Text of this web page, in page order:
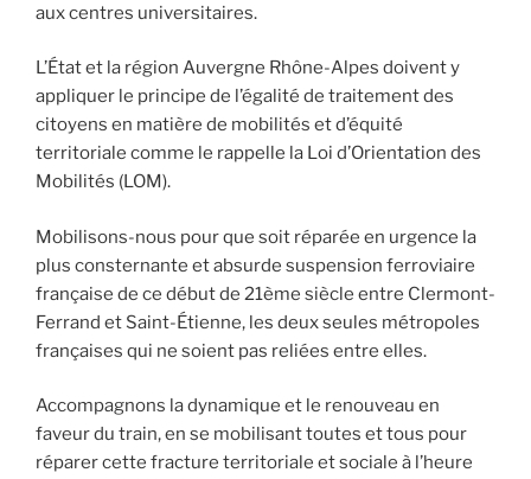
aux centres universitaires.
L’État et la région Auvergne Rhône-Alpes doivent y
appliquer le principe de l’égalité de traitement des
citoyens en matière de mobilités et d’équité
territoriale comme le rappelle la Loi d’Orientation des
Mobilités (LOM).
Mobilisons-nous pour que soit réparée en urgence la
plus consternante et absurde suspension ferroviaire
française de ce début de 21ème siècle entre Clermont-
Ferrand et Saint-Étienne, les deux seules métropoles
françaises qui ne soient pas reliées entre elles.
Accompagnons la dynamique et le renouveau en
faveur du train, en se mobilisant toutes et tous pour
réparer cette fracture territoriale et sociale à l’heure